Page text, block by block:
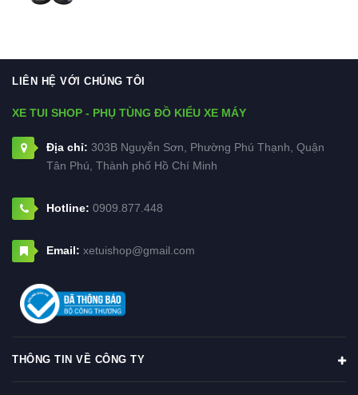
LIÊN HỆ VỚI CHÚNG TÔI
XE TUI SHOP - PHỤ TÙNG ĐỒ KIỂU XE MÁY
Địa chỉ: 303B Nguyễn Sơn, Phường Phú Thạnh, Quận
Tân Phú, Thành phố Hồ Chí Minh
Hotline: 0909.877.448
Email: xetuishop@gmail.com
THÔNG TIN VỀ CÔNG TY